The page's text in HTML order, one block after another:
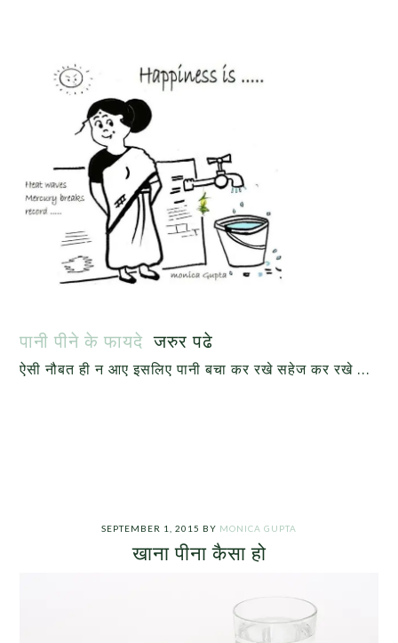
पानी पीने के फायदे जरुर पढे
ऐसी नौबत ही न आए इसलिए पानी बचा कर रखे सहेज कर रखे …
SEPTEMBER 1, 2015 BY MONICA GUPTA
खाना पीना कैसा हो